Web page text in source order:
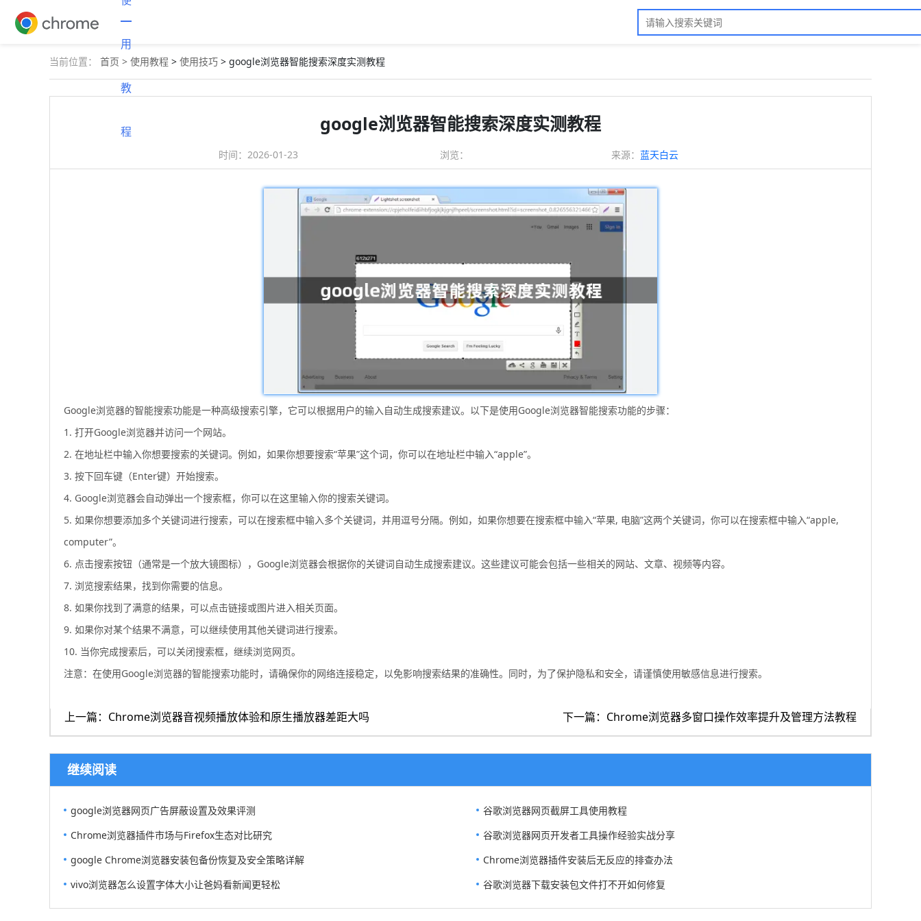
用
教
程
当前位置： 首页 > 使用教程 > 使用技巧 > google浏览器智能搜索深度实测教程
google浏览器智能搜索深度实测教程
时间：2026-01-23 浏览： 来源： 蓝天白云
Google浏览器的智能搜索功能是一种高级搜索引擎，它可以根据用户的输入自动生成搜索建议。以下是使用Google浏览器智能搜索功能的步骤：
1. 打开Google浏览器并访问一个网站。
2. 在地址栏中输入你想要搜索的关键词。例如，如果你想要搜索“苹果”这个词，你可以在地址栏中输入“apple”。
3. 按下回车键（Enter键）开始搜索。
4. Google浏览器会自动弹出一个搜索框，你可以在这里输入你的搜索关键词。
5. 如果你想要添加多个关键词进行搜索，可以在搜索框中输入多个关键词，并用逗号分隔。例如，如果你想要在搜索框中输入“苹果, 电脑”这两个关键词，你可以在搜索框中输入“apple,
computer”。
6. 点击搜索按钮（通常是一个放大镜图标），Google浏览器会根据你的关键词自动生成搜索建议。这些建议可能会包括一些相关的网站、文章、视频等内容。
7. 浏览搜索结果，找到你需要的信息。
8. 如果你找到了满意的结果，可以点击链接或图片进入相关页面。
9. 如果你对某个结果不满意，可以继续使用其他关键词进行搜索。
10. 当你完成搜索后，可以关闭搜索框，继续浏览网页。
注意：在使用Google浏览器的智能搜索功能时，请确保你的网络连接稳定，以免影响搜索结果的准确性。同时，为了保护隐私和安全，请谨慎使用敏感信息进行搜索。
上一篇：Chrome浏览器音视频播放体验和原生播放器差距大吗 下一篇：Chrome浏览器多窗口操作效率提升及管理方法教程
继续阅读
google浏览器网页广告屏蔽设置及效果评测
谷歌浏览器网页截屏工具使用教程
Chrome浏览器插件市场与Firefox生态对比研究
谷歌浏览器网页开发者工具操作经验实战分享
google Chrome浏览器安装包备份恢复及安全策略详解
Chrome浏览器插件安装后无反应的排查办法
vivo浏览器怎么设置字体大小让爸妈看新闻更轻松
谷歌浏览器下载安装包文件打不开如何修复